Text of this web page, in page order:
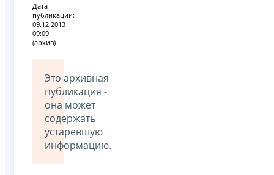
Дата
публикации:
09.12.2013
09:09
(архив)
Это архивная
публикация -
она может
содержать
устаревшую
информацию.